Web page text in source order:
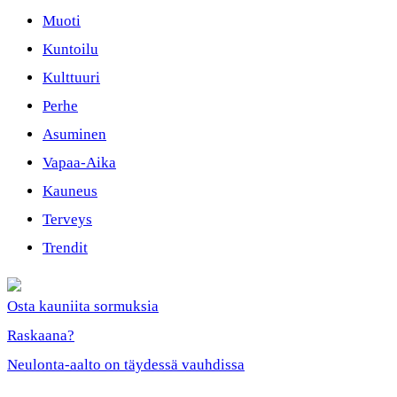
Muoti
Kuntoilu
Kulttuuri
Perhe
Asuminen
Vapaa-Aika
Kauneus
Terveys
Trendit
Osta kauniita sormuksia
Raskaana?
Neulonta-aalto on täydessä vauhdissa